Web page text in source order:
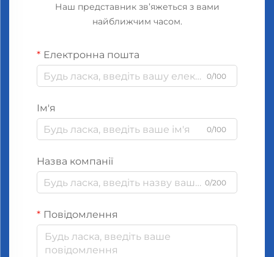
Наш представник зв’яжеться з вами
найближчим часом.
Електронна пошта
0/100
Ім'я
0/100
Назва компанії
0/200
Повідомлення